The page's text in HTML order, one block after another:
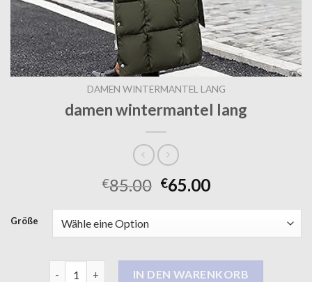
DAMEN WINTERMANTEL LANG
damen wintermantel lang
€85.00 €65.00
Größe
damen wintermantel lang Menge
IN DEN WARENKORB